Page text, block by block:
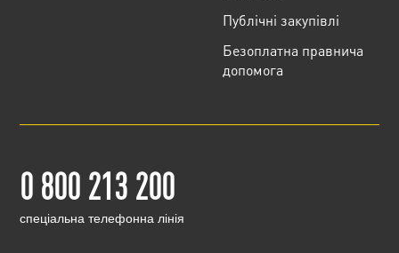
Публічні закупівлі
Безоплатна правнича
допомога
0 800 213 200
cпеціальна телефонна лінія